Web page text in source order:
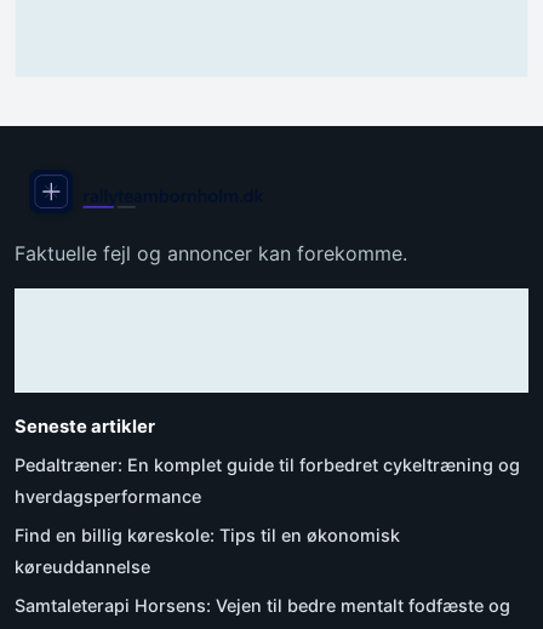
Faktuelle fejl og annoncer kan forekomme.
Seneste artikler
Pedaltræner: En komplet guide til forbedret cykeltræning og
hverdagsperformance
Find en billig køreskole: Tips til en økonomisk
køreuddannelse
Samtaleterapi Horsens: Vejen til bedre mentalt fodfæste og